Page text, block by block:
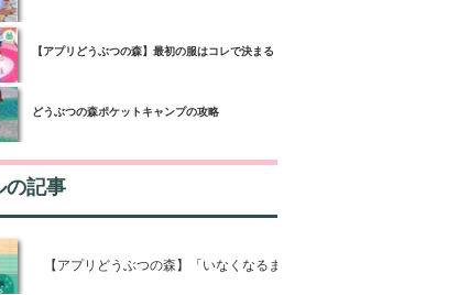
【アプリどうぶつの森】最初の服はコレで決まる！【ポケットキャンプ】
どうぶつの森ポケットキャンプの攻略
の記事
【アプリどうぶつの森】「いなくなるまで」の時間の意味と攻略情